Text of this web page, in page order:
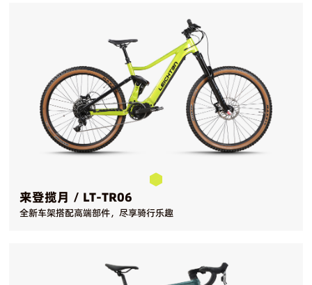
来登揽月 / LT-TR06
全新车架搭配高端部件，尽享骑行乐趣